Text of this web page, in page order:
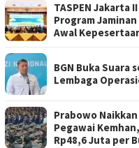
TASPEN Jakarta
Program
Awal
BGN Buka Suara
Lembaga
Prabowo
Pegawai
Rp48,6 Juta per